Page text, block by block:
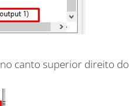
no canto superior direito do